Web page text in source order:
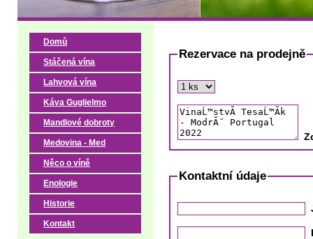
Rezervace na prodejně
Kontaktní údaje
Domů
Stáčená vína
Lahvová vína
Káva Guglielmo
Mandlové dobroty
Medovina - Med
Něco o víně
Enologie
Historie
Kontakt